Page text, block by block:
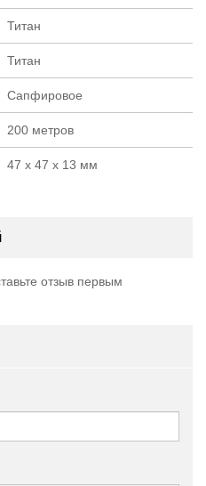
Титан
Титан
Сапфировое
200 метров
47 х 47 х 13 мм
отзыв первым